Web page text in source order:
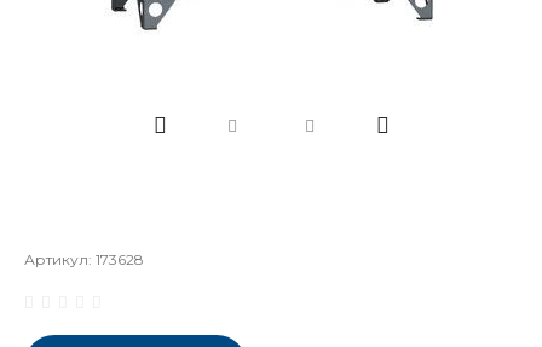
Артикул: 173628